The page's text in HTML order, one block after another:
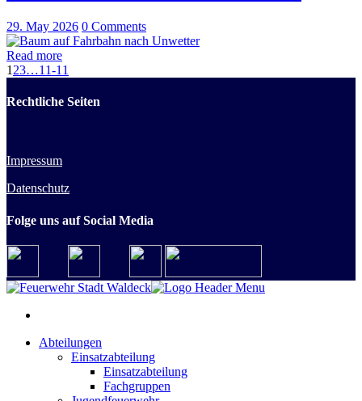
29. May 2026 0 Comments
Read more
1 23…11-11
Rechtliche Seiten
Impressum
Datenschutz
Folge uns auf Social Media
Abteilungen
Einsatzabteilung
Einsatzabteilung
Fachgruppen